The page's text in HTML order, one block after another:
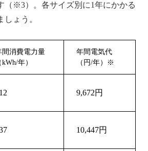
（※3）。各サイズ別に1年にかかる
ょう。
間消費電力量
kWh/年）
年間電気代
（円/年）※
9,672円
10,447円